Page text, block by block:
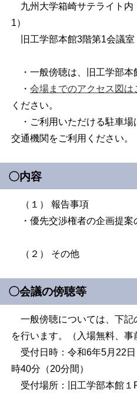
九州大学箱崎サテライト内
1）
旧工学部本館3階第1会議室
・一般傍聴は、旧工学部本
・会場までのアクセス図は
ください。
・ご利用いただける駐車場
交通機関をご利用ください
〇内容
（１） 報告事項
・優先交渉権者の企画提案
（２） その他
〇会議の傍聴等
一般傍聴については、下記
を行います。（入場無料、事
受付日時：令和6年5月22
時40分（20分間）
受付場所：旧工学部本館１